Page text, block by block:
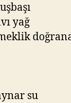
yağ
su